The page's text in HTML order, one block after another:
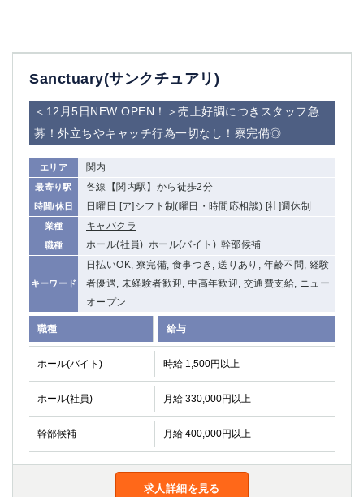
Sanctuary(サンクチュアリ)
＜12月5日NEW OPEN！＞売上好調につきスタッフ急
募！外立ちやキャッチ行為一切なし！寮完備◎
エリア 関内
最寄り駅 各線【関内駅】から徒歩2分
時間/休日 日曜日 [ア]シフト制(曜日・時間応相談) [社]週休制
業種 キャバクラ
職種 ホール(社員) ホール(バイト) 幹部候補
キーワード
日払いOK, 寮完備, 食事つき, 送りあり, 年齢不問, 経験
者優遇, 未経験者歓迎, 中高年歓迎, 交通費支給, ニュー
オープン
職種 給与
ホール(バイト) 時給 1,500円以上
ホール(社員) 月給 330,000円以上
幹部候補 月給 400,000円以上
求人詳細を見る
蒲田
北千住
①六本木 ②西麻布
大山
赤羽
品川
蒲田東口
立川（南口）
新宿
浜松町
西葛西
中野
府中
中目黒
ひばりヶ丘（北口）
学芸大学
吉祥寺（南口／公園口） 小作・羽村・福生エリア
自由が丘
四谷
錦糸町南口
下北沢・経堂
金町（北口）
成増駅徒歩3分の好立地！①JR埼京線「赤羽駅」から徒歩2分 ②東
①歌舞伎町 ②新宿 ③西部新宿 ③東新宿
①歌舞伎町 ②新宿
①銀座 ②新橋
錦糸町(南口)
①東武練馬 ②成増・板橋 ③大山 ②池袋
池袋東口
大井町